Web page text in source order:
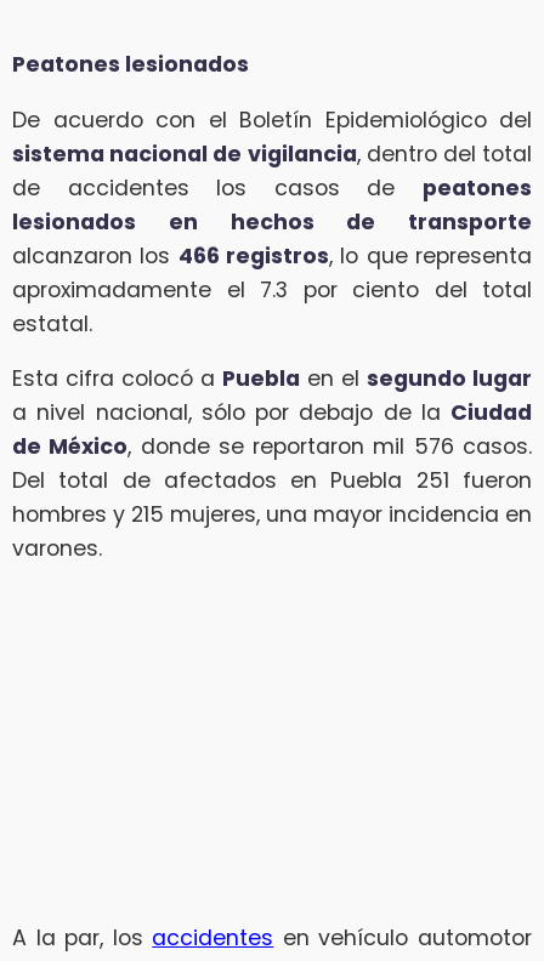
Peatones lesionados
De acuerdo con el Boletín Epidemiológico del
sistema nacional de vigilancia, dentro del total
de accidentes los casos de peatones
lesionados en hechos de transporte
alcanzaron los 466 registros, lo que representa
aproximadamente el 7.3 por ciento del total
estatal.
Esta cifra colocó a Puebla en el segundo lugar
a nivel nacional, sólo por debajo de la Ciudad
de México, donde se reportaron mil 576 casos.
Del total de afectados en Puebla 251 fueron
hombres y 215 mujeres, una mayor incidencia en
varones.
A la par, los accidentes en vehículo automotor